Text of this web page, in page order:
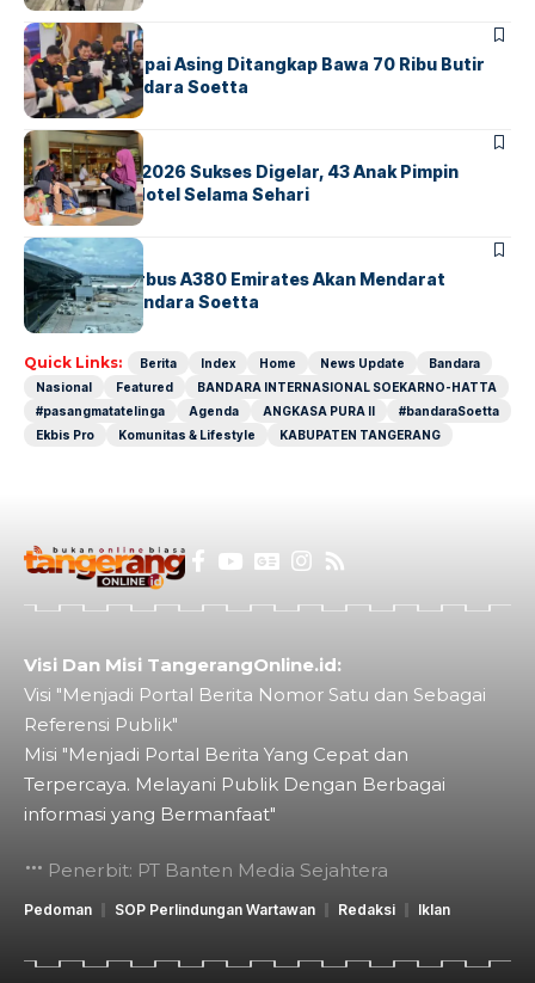
BANDARA BERITA
Kopilot Maskapai Asing Ditangkap Bawa 70 Ribu Butir
Ekstasi di Bandara Soetta
BERITAINDEX
GM For A Day 2026 Sukses Digelar, 43 Anak Pimpin
Operasional Hotel Selama Sehari
BANDARA BERITA
8 Agustus, Airbus A380 Emirates Akan Mendarat
Perdana di Bandara Soetta
Quick Links: Berita Index Home News Update
Bandara
Nasional
Featured
BANDARA INTERNASIONAL SOEKARNO-HATTA
#pasangmatatelinga
Agenda ANGKASA PURA II
#bandaraSoetta
Ekbis Pro
Komunitas & Lifestyle KABUPATEN TANGERANG
Visi Dan Misi TangerangOnline.id:
Visi "Menjadi Portal Berita Nomor Satu dan Sebagai
Referensi Publik"
Misi "Menjadi Portal Berita Yang Cepat dan
Terpercaya. Melayani Publik Dengan Berbagai
informasi yang Bermanfaat"
Penerbit: PT Banten Media Sejahtera
Pedoman SOP Perlindungan Wartawan Redaksi Iklan